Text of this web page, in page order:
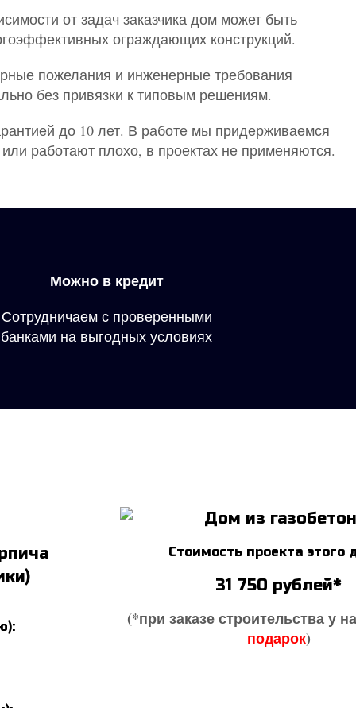
от задач заказчика дом может быть
ограждающих конструкций.
пожелания и инженерные требования
без привязки к типовым решениям.
до 10 лет. В работе мы придерживаемся
работают плохо, в проектах не применяются.
Можно в кредит
Сотрудничаем с проверенными
банками на выгодных условиях
Стоимость проекта этого
31 750 рублей*
(*при заказе строительства у
подарок)